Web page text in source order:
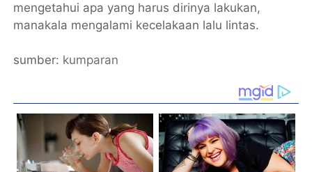
mengetahui apa yang harus dirinya lakukan,
manakala mengalami kecelakaan lalu lintas.
sumber: kumparan